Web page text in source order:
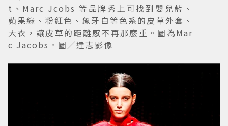
t、Marc Jcobs 等品牌秀上可找到嬰兒藍、
蘋果綠、粉紅色、象牙白等色系的皮草外套、
大衣，讓皮草的距離感不再那麼重。圖為Mar
c Jacobs。圖／達志影像